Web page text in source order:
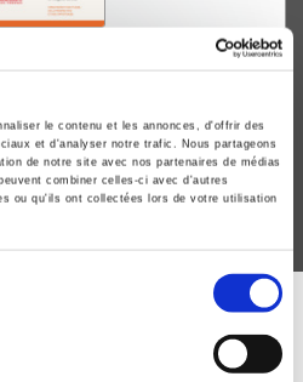
le contenu et les annonces, d'offrir des
et d'analyser notre trafic. Nous partageons
de notre site avec nos partenaires de médias
combiner celles-ci avec d'autres
ou qu'ils ont collectées lors de votre utilisation
retour en enfance
VOUS À NOS